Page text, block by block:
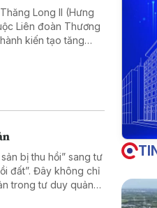
Long II (Hưng
Liên đoàn Thương
kiến tạo tăng
bị thu hồi” sang tư
đất”. Đây không chỉ
trong tư duy quản